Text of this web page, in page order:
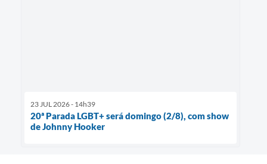
23 JUL 2026 - 14h39
20ª Parada LGBT+ será domingo (2/8), com show
de Johnny Hooker